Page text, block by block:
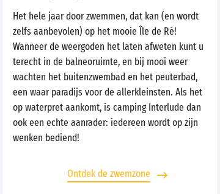
Het hele jaar door zwemmen, dat kan (en wordt
zelfs aanbevolen) op het mooie Île de Ré!
Wanneer de weergoden het laten afweten kunt u
terecht in de balneoruimte, en bij mooi weer
wachten het buitenzwembad en het peuterbad,
een waar paradijs voor de allerkleinsten. Als het
op waterpret aankomt, is camping Interlude dan
ook een echte aanrader: iedereen wordt op zijn
wenken bediend!
Ontdek de zwemzone